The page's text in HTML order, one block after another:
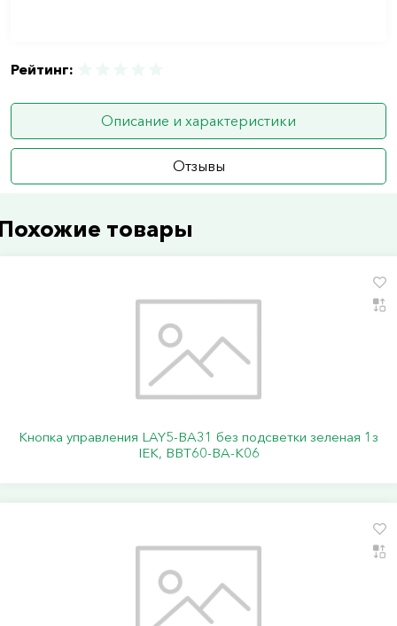
Рейтинг:
Описание и характеристики
Отзывы
товары
Кнопка управления LAY5-BA31 без подсветки зеленая 1з
IEK, BBT60-BA-K06